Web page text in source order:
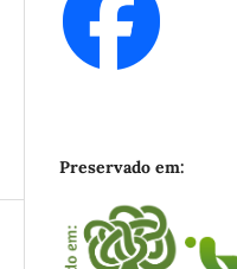
Preservado em: